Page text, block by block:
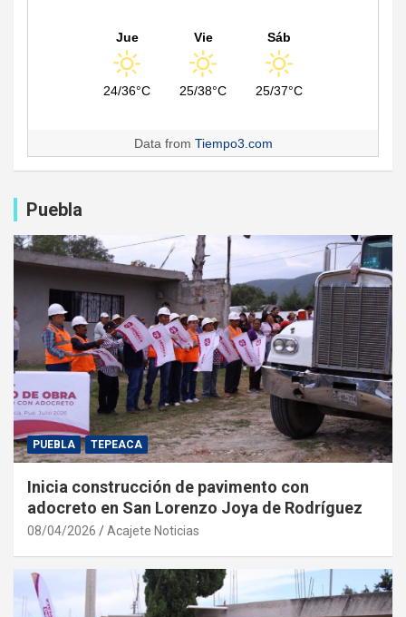
Jue
24/36°C
Vie
25/38°C
Sáb
25/37°C
Data from Tiempo3.com
Puebla
PUEBLA TEPEACA
Inicia construcción de pavimento con
adocreto en San Lorenzo Joya de Rodríguez
08/04/2026 Acajete Noticias